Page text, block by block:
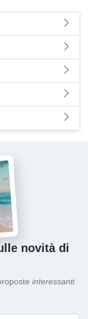
novità di
interessanti